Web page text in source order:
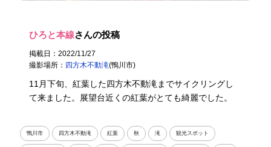
ひろと本線さんの投稿
掲載日：2022/11/27
撮影場所： 四方木不動滝(鴨川市)
11月下旬、紅葉した四方木不動滝までサイクリングし
て来ました。展望台近くの紅葉がとても綺麗でした。
鴨川市 四方木不動滝 紅葉 秋 滝 観光スポット